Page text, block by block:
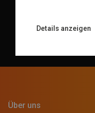
Über uns
Details anzeigen